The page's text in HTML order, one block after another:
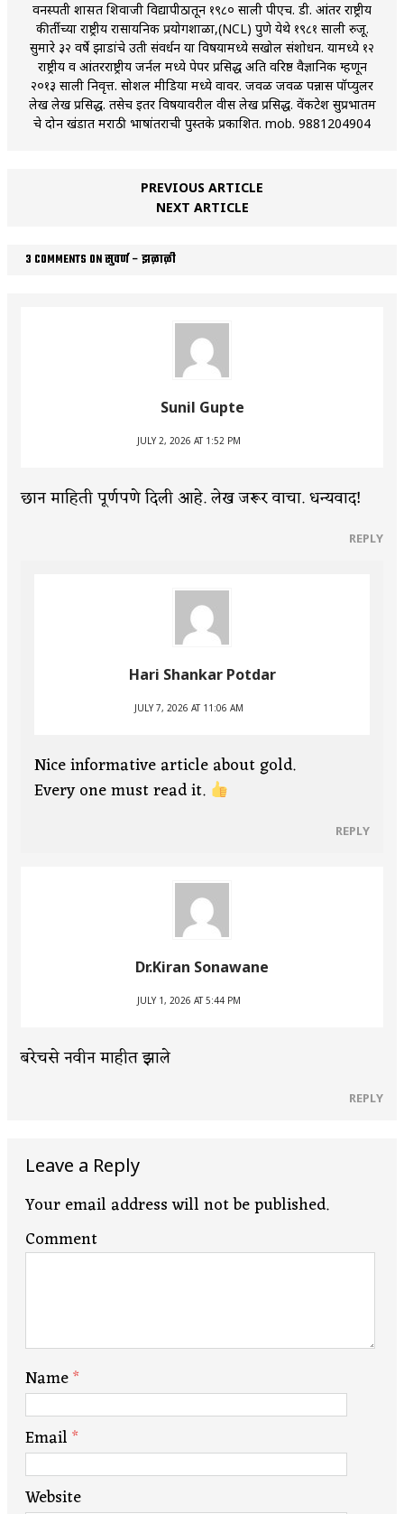
वनस्पती शास्त्रात शिवाजी विद्यापीठातून १९८० साली पीएच. डी. आंतर राष्ट्रीय
कीर्तीच्या राष्ट्रीय रासायनिक प्रयोगशाळा,(NCL) पुणे येथे १९८१ साली रुजू.
सुमारे ३२ वर्षे झाडांचे उती संवर्धन या विषयामध्ये सखोल संशोधन. यामध्ये १२
राष्ट्रीय व आंतरराष्ट्रीय जर्नल मध्ये पेपर प्रसिद्ध अति वरिष्ठ वैज्ञानिक म्हणून
२०१३ साली निवृत्त. सोशल मीडिया मध्ये वावर. जवळ जवळ पन्नास पॉप्युलर
लेख लेख प्रसिद्ध. तसेच इतर विषयावरील वीस लेख प्रसिद्ध. वेंकटेश सुप्रभातम
चे दोन खंडात मराठी भाषांतराची पुस्तके प्रकाशित. mob. 9881204904
PREVIOUS ARTICLE
NEXT ARTICLE
3 COMMENTS ON सुवर्ण – झळाळी
Sunil Gupte
JULY 2, 2026 AT 1:52 PM
छान माहिती पूर्णपणे दिली आहे. लेख जरूर वाचा. धन्यवाद!
REPLY
Hari Shankar Potdar
JULY 7, 2026 AT 11:06 AM
Nice informative article about gold.
Every one must read it.
REPLY
Dr.Kiran Sonawane
JULY 1, 2026 AT 5:44 PM
बरेचसे नवीन माहीत झाले
REPLY
Leave a Reply
Your email address will not be published.
Comment
Name*
Email*
Website